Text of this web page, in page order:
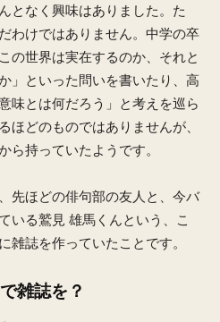
となく興味はありました。た
わけではありません。中学の卒
の世界は実在するのか、それと
」といった問いを書いたり、高
味とは何だろう」と考えを巡ら
ほどのものではありませんが、
ら持っていたようです。
先ほどの俳句部の友人と、今バ
いる鷲見 雄馬くんという、こ
雑誌を作っていたことです。
雑誌を？